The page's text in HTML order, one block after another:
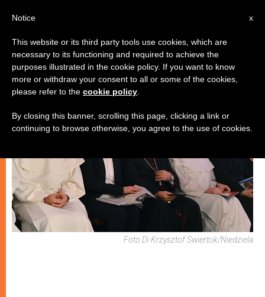
ARTE E CULTURA
Foto Di Krzysztof Swiertok/Niedziela
x
Notice
This website or its third party tools use cookies, which are
necessary to its functioning and required to achieve the
purposes illustrated in the cookie policy. If you want to know
more or withdraw your consent to all or some of the cookies,
please refer to the cookie policy
By closing this banner, scrolling this page, clicking a link or
continuing to browse otherwise, you agree to the use of cookies.